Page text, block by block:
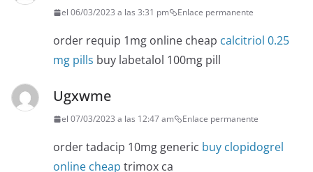
el 06/03/2023 a las 3:31 pm Enlace permanente
order requip 1mg online cheap calcitriol 0.25
mg pills buy labetalol 100mg pill
Ugxwme
el 07/03/2023 a las 12:47 am Enlace permanente
order tadacip 10mg generic buy clopidogrel
online cheap trimox ca